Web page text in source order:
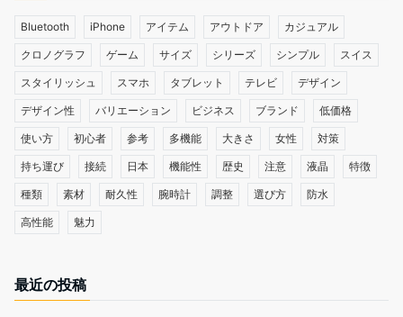
Bluetooth iPhone アイテム アウトドア カジュアル
クロノグラフ ゲーム サイズ シリーズ シンプル スイス
スタイリッシュ スマホ タブレット テレビ デザイン
デザイン性 バリエーション ビジネス ブランド 低価格
使い方 初心者 参考 多機能 大きさ 女性 対策
持ち運び 接続 日本 機能性 歴史 注意 液晶 特徴
種類 素材 耐久性 腕時計 調整 選び方 防水
高性能 魅力
最近の投稿